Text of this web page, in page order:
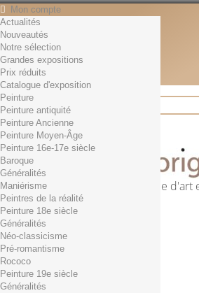
Mon compte
Contact
Français
English
Français
Actualités
Rechercher
Première librairie d'art
Panier (vide)
Aucun produit
0,01€ dès 29€ d'achat
0,00 € Total
Commander
Actualités
Nouveautés
Notre sélection
Grandes expositions
Prix réduits
Catalogue d'exposition
Peinture
Peinture antiquité
Peinture Ancienne
Peinture Moyen-Âge
Peinture 16e-17e siècle
Baroque
Généralités
Maniérisme
Peintres de la réalité
Peinture 18e siècle
Généralités
Néo-classicisme
Pré-romantisme
Rococo
Peinture 19e siècle
Généralités